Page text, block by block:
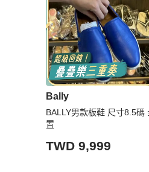
Bally
BALLY男款板鞋 尺寸8.5碼
置
TWD 9,999